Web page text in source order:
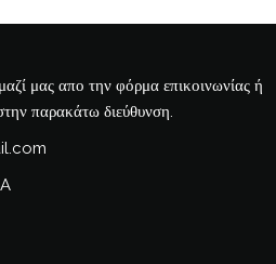
μας απο την φόρμα επικοινωνίας ή
παρακάτω διεύθυνση.